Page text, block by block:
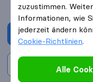
zuzustimmen.
Informationen, wie
jederzeit ändern
Cookie-Richtlinien.
Alle